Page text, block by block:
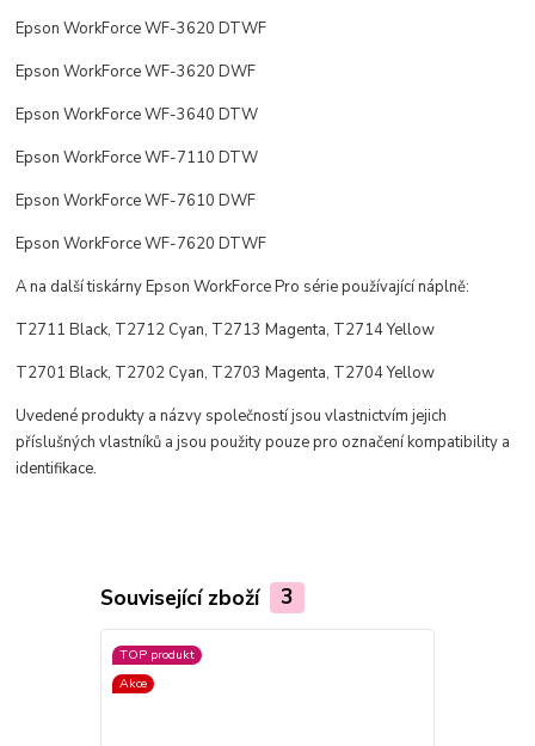
Epson WorkForce WF-3620 DTWF
Epson WorkForce WF-3620 DWF
Epson WorkForce WF-3640 DTW
Epson WorkForce WF-7110 DTW
Epson WorkForce WF-7610 DWF
Epson WorkForce WF-7620 DTWF
A na další tiskárny Epson WorkForce Pro série používající náplně:
T2711 Black, T2712 Cyan, T2713 Magenta, T2714 Yellow
T2701 Black, T2702 Cyan, T2703 Magenta, T2704 Yellow
Uvedené produkty a názvy společností jsou vlastnictvím jejich
příslušných vlastníků a jsou použity pouze pro označení kompatibility a
identifikace.
Související zboží 3
TOP produkt
Akce